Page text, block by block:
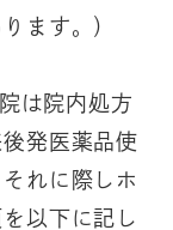
ます。）
は院内処方
発医薬品使
れに際しホ
以下に記し